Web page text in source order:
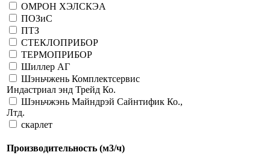
ОМРОН ХЭЛСКЭА
ПОЗиС
ПТЗ
СТЕКЛОПРИБОР
ТЕРМОПРИБОР
Шиллер АГ
Шэньчжень Комплектсервис
Индастриал энд Трейд Ко.
Шэньчжэнь Майндрэй Сайнтифик Ко.,
Лтд.
скарлет
Производительность (м3/ч)